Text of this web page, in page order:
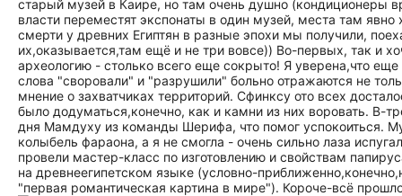
старый музей в Каире, но там очень душно (кондиционеры
власти переместят экспонаты в один музей, места там
смерти у древних Египтян в разные эпохи мы получили,
их,оказывается,там ещё и не три вовсе)) Во-первых, так и
археологию - столько всего еще сокрыто! Я уверена,что
слова "своровали" и "разрушили" больно отражаются не
мнение о захватчиках территорий. Сфинксу ото всех
было додуматься,конечно, как и камни из них воровать. В-
дня Мамдуху из команды Шерифа, что помог успокоиться.
колыбель фараона, а я не смогла - очень сильно лаза
провели мастер-класс по изготовлению и свойствам
на древнеегипетском языке (условно-
"первая романтическая картина в мире"). Короче-всё